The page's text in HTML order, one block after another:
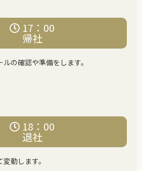
17：00
帰社
の確認や準備をします。
18：00
退社
動します。